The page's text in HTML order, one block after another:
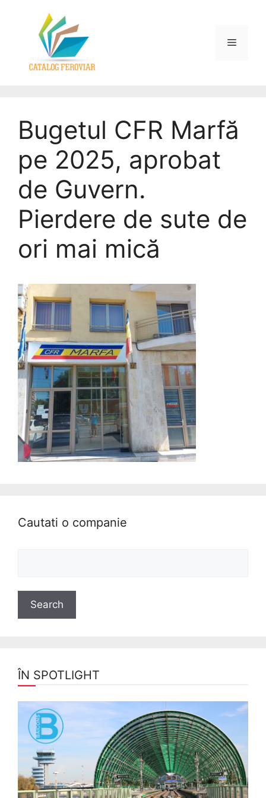
Bugetul CFR Marfă
pe 2025, aprobat
de Guvern.
Pierdere de sute de
ori mai mică
Cautati o companie
ÎN SPOTLIGHT